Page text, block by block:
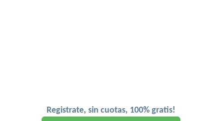
Registrate, sin cuotas, 100% gratis!